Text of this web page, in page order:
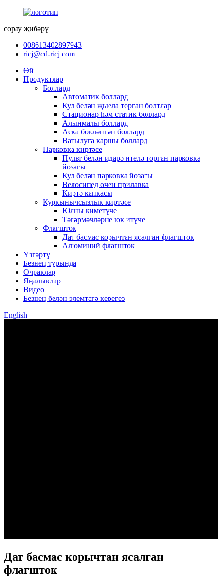
сорау җибәрү
008613402897943
ricj@cd-ricj.com
Өй
Продуктлар
Боллард
Автоматик боллард
Кул белән җыела торган болтлар
Стационар һәм статик боллард
Алынмалы боллард
Аска бөкләнгән боллард
Ватылуга каршы боллард
Парковка киртәсе
Пульт белән идарә ителә торган парковка
йозагы
Кул белән парковка йозагы
Велосипед өчен прилавка
Киртә капкасы
Куркынычсызлык киртәсе
Юлны киметүче
Тәгәрмәчләрне юк итүче
Флагшток
Дат басмас корычтан ясалган флагшток
Алюминий флагшток
Үзгәртү
Безнең турында
Очраклар
Яңалыклар
Видео
Безнең белән элемтәгә керегез
English
Дат басмас корычтан ясалган
флагшток